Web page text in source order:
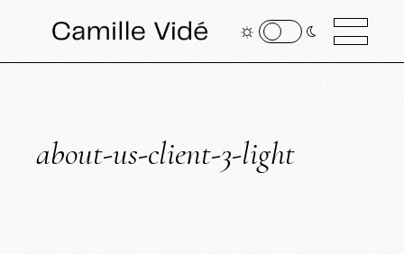
about-us-client-3-light